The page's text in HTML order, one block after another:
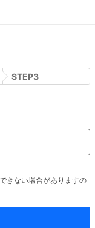
STEP3
きない場合がありますの